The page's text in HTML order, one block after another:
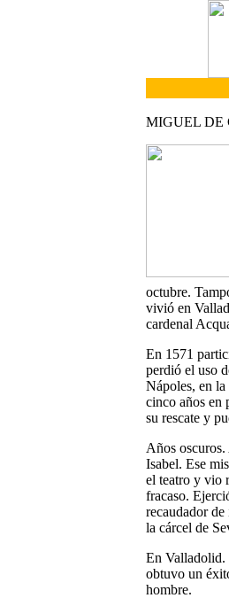
MIGUEL DE
octubre.
vivió en
cardenal
En 1571
perdió el uso
Nápoles, en
cinco años en
su rescate y
Años oscuros.
Isabel. Ese
el teatro y vio
fracaso.
recaudador
la cárcel de
En Valladolid.
obtuvo un
hombre.